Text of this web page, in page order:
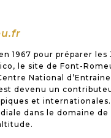
1967 pour préparer les
le site de Font-
National
devenu un
et
dans le domaine de